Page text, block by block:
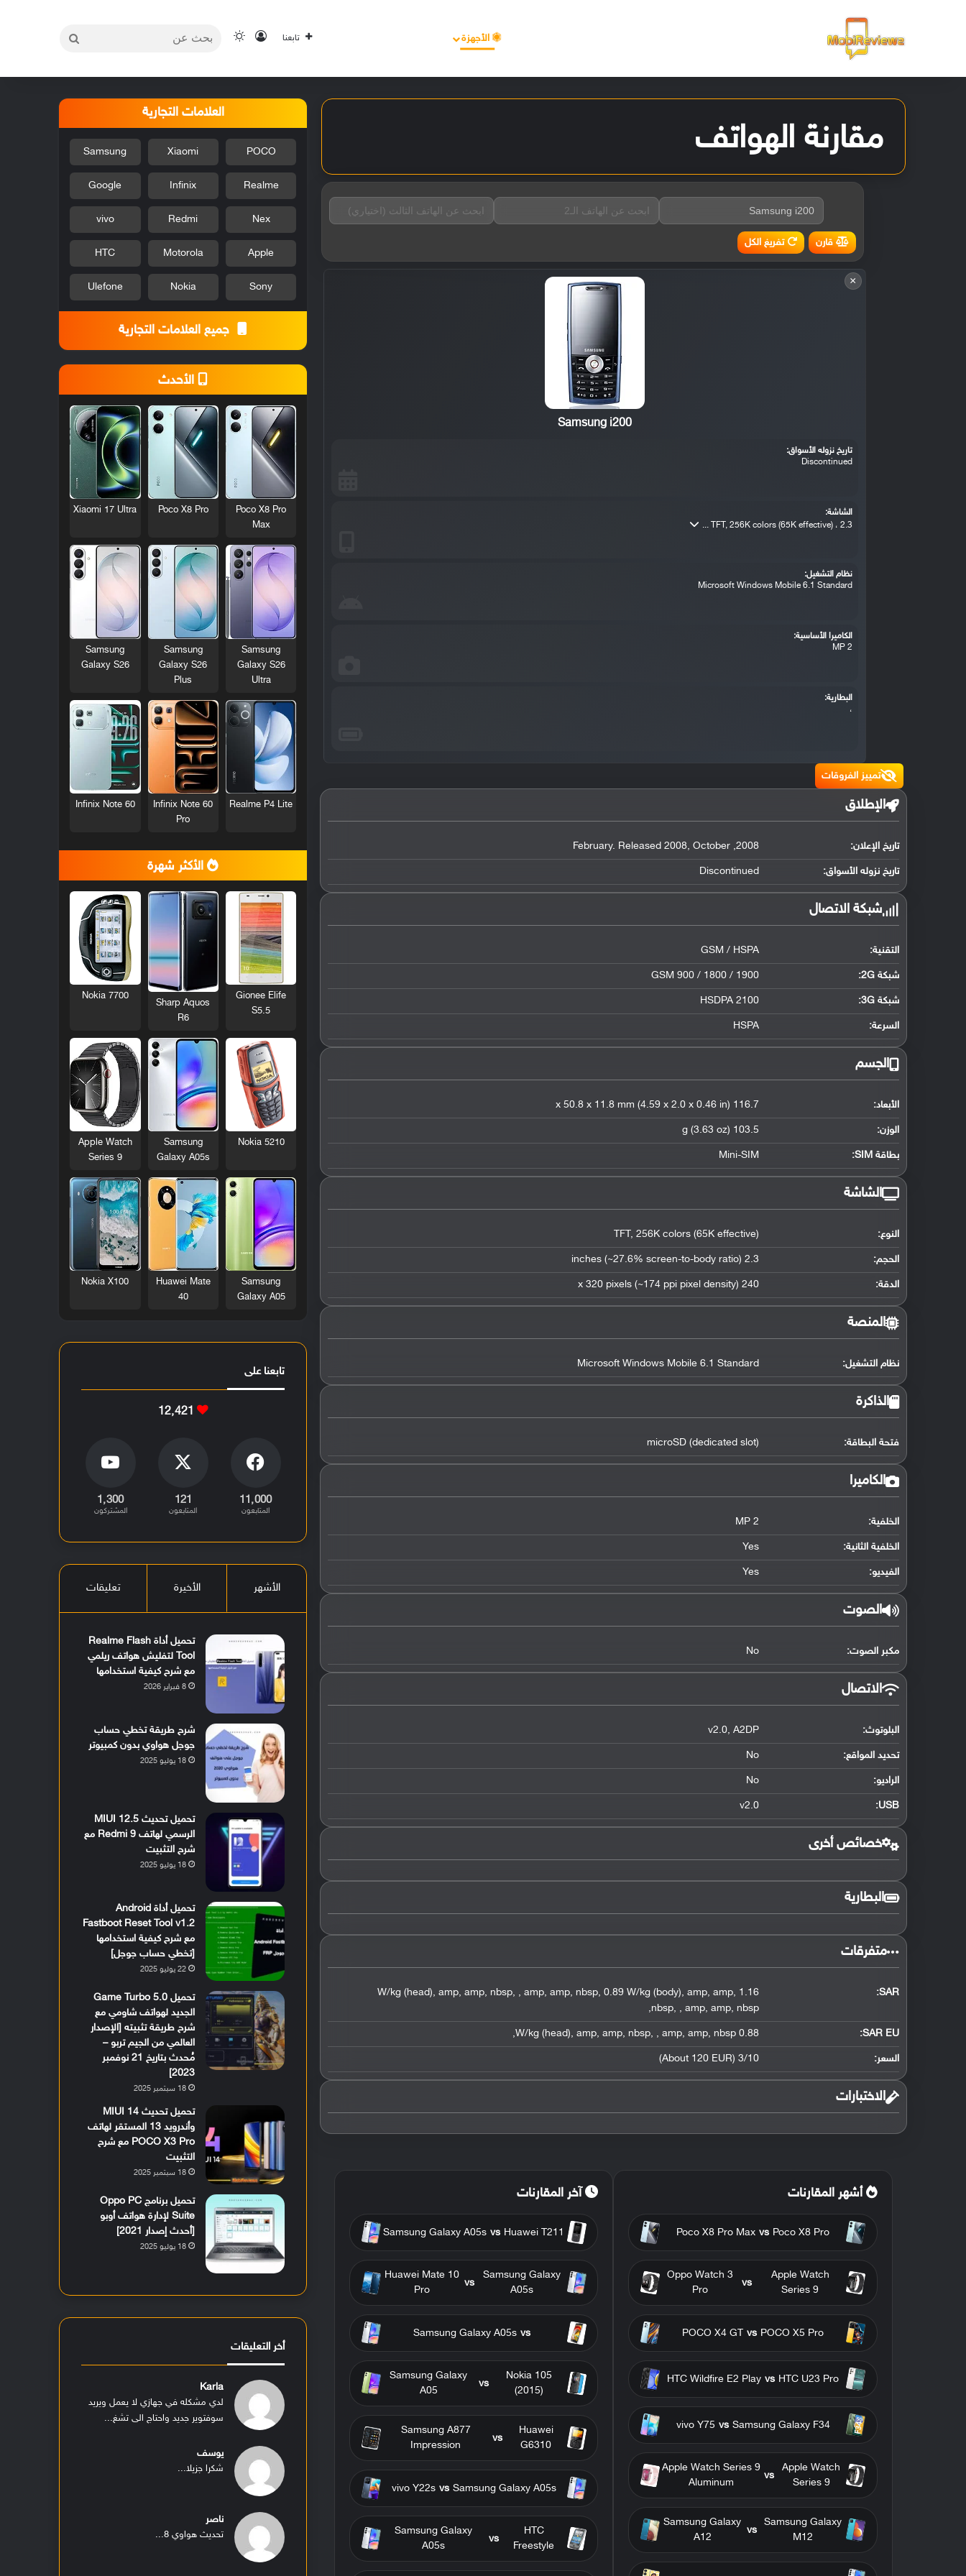
الأجهزة تابعنا تسجيل الدخول
الوضع المظلم
مقارنة الهواتف
قارن تفريغ الكل
×
Samsung i200
تاريخ نزوله الأسواق:
Discontinued
الشاشة:
TFT, 256K colors (65K effective) ، 2.3 ...
نظام التشغيل:
Microsoft Windows Mobile 6.1 Standard
الكاميرا الأساسية:
2 MP
البطارية:
،
تمييز الفروقات
الإطلاق
تاريخ الإعلان: 2008
,
February. Released 2008, October
تاريخ نزوله الأسواق: Discontinued
شبكة الاتصال
التقنية: GSM / HSPA
شبكة 2G: GSM 900 / 1800 / 1900
شبكة 3G :
HSDPA 2100
السرعة: HSPA
الجسم
الأبعاد: 116.7 x 50.8 x 11.8 mm (4.59 x 2.0 x 0.46 in)
الوزن: 103.5 g (3.63 oz)
بطاقة SIM: Mini-SIM
الشاشة
النوع: TFT, 256K colors (65K effective)
الحجم: 2.3 inches (~27.6% screen-to-body ratio)
الدقة: 240 x 320 pixels (~174 ppi pixel density)
المنصة
نظام التشغيل:
Microsoft Windows Mobile 6.1 Standard
الذاكرة
فتحة البطاقة: microSD (dedicated slot)
الكاميرا
الخلفية: 2 MP
الخلفية الثانية: Yes
الفيديو: Yes
الصوت
مكبر الصوت: No
الاتصال
البلوتوث:
v2.0, A2DP
تحديد المواقع:
No
الراديو: No
USB
:
v2.0
خصائص أخرى
البطارية
متفرقات
SAR
:
1.16 W/kg (head)
, amp, amp, nbsp, , amp, amp, nbsp, 0.89 W/kg (body), amp, amp,
nbsp, , amp, amp, nbsp
,
SAR EU:
0.88 W/kg (head)
, amp, amp, nbsp, , amp, amp, nbsp
,
السعر: 3/10 (About 120 EUR)
الاختبارات
أشهر المقارنات
Poco X8 Pro
vs
Poco X8 Pro Max
Apple Watch
Series 9
vs
Oppo Watch 3
Pro
POCO X5 Pro
vs
POCO X4 GT
HTC U23 Pro
vs
HTC Wildfire E2 Play
Samsung Galaxy F34
vs
vivo Y75
Apple Watch
Series 9
vs
Apple Watch Series 9
Aluminum
Samsung Galaxy
M12
vs
Samsung Galaxy
A12
آخر المقارنات
Huawei T211
vs
Samsung Galaxy A05s
Samsung Galaxy
A05s
vs
Huawei Mate 10
Pro
vs
Samsung Galaxy A05s
Nokia 105
(2015)
vs
Samsung Galaxy
A05
Huawei
G6310
vs
Samsung A877
Impression
Samsung Galaxy A05s
vs
vivo Y22s
HTC
Freestyle
vs
Samsung Galaxy
A05s
العلامات التجارية
POCO
Xiaomi
Samsung
Realme
Infinix
Google
Nex
Redmi
vivo
Apple
Motorola
HTC
Sony
Nokia
Ulefone
جميع العلامات التجارية
الأحدث
Poco X8 Pro
Max
Poco X8 Pro
Xiaomi 17 Ultra
Samsung
Galaxy S26
Ultra
Samsung
Galaxy S26
Plus
Samsung
Galaxy S26
Realme P4 Lite
Infinix Note 60
Pro
Infinix Note 60
الأكثر شهرة
Gionee Elife
S5.5
Sharp Aquos
R6
Nokia 7700
Nokia 5210
Samsung
Galaxy A05s
Apple Watch
Series 9
Samsung
Galaxy A05
Huawei Mate
40
Nokia X100
تابعنا على
12٬421
11٬000
المتابعون
121
المتابعون
1٬300
المشتركون
الأشهر الأخيرة تعليقات
تحميل أداة Realme Flash
Tool لتفليش هواتف ريلمي
مع شرح كيفية استخدامها
8 فبراير 2026
شرح طريقة تخطي حساب
جوجل هواوي بدون كمبيوتر
18 يوليو 2025
تحميل تحديث MIUI 12.5
الرسمي لهاتف Redmi 9 مع
شرح التثبيت
18 يوليو 2025
تحميل أداة Android
Fastboot Reset Tool v1.2
مع شرح كيفية استخدامها
[تخطي حساب جوجل]
22 يوليو 2025
تحميل Game Turbo 5.0
الجديد لهواتف شاومي مع
شرح طريقة تثبيته [الإصدار
العالمي من الجيم تربو –
مُحدث بتاريخ 21 نوفمبر
2023]
18 سبتمبر 2025
تحميل تحديث MIUI 14
وأندرويد 13 المستقر لهاتف
POCO X3 Pro مع شرح
التثبيت
18 سبتمبر 2025
تحميل برنامج Oppo PC
Suite لإدارة هواتف أوبو
[أحدث إصدار 2021]
18 يوليو 2025
أخر التعليقات
Karla
لدي مشكله في جهازي لا يعمل ويريد
سوفتوير جديد واحتاج الى تشغ...
يوسف
شكرا جزيلا...
ناصر
تحديث هواوي 8...